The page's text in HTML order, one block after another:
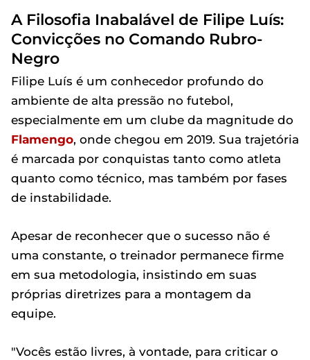
A Filosofia Inabalável de Filipe Luís:
Convicções no Comando Rubro-
Negro
Filipe Luís é um conhecedor profundo do
ambiente de alta pressão no futebol,
especialmente em um clube da magnitude do
Flamengo, onde chegou em 2019. Sua trajetória
é marcada por conquistas tanto como atleta
quanto como técnico, mas também por fases
de instabilidade.
Apesar de reconhecer que o sucesso não é
uma constante, o treinador permanece firme
em sua metodologia, insistindo em suas
próprias diretrizes para a montagem da
equipe.
"Vocês estão livres, à vontade, para criticar o